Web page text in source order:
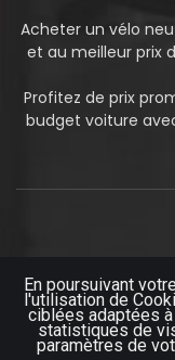
Acheter un vélo
et au meilleur prix
Profitez de prix
budget voiture
En poursuivant
l'utilisation de
ciblées adaptées
statistiques de
paramètres de